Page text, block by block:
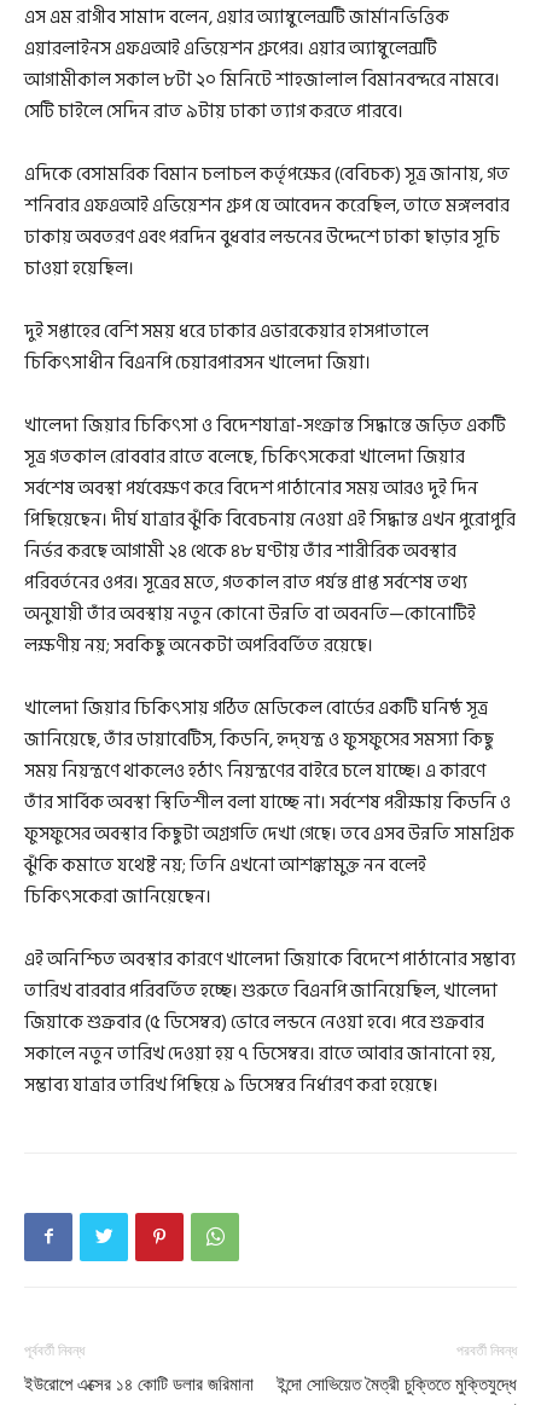
এস এম রাগীব সামাদ বলেন, এয়ার অ্যাম্বুলেন্সটি জার্মানভিত্তিক
এয়ারলাইনস এফএআই এভিয়েশন গ্রুপের। এয়ার অ্যাম্বুলেন্সটি
আগামীকাল সকাল ৮টা ২০ মিনিটে শাহজালাল বিমানবন্দরে নামবে।
সেটি চাইলে সেদিন রাত ৯টায় ঢাকা ত্যাগ করতে পারবে।
এদিকে বেসামরিক বিমান চলাচল কর্তৃপক্ষের (বেবিচক) সূত্র জানায়, গত
শনিবার এফএআই এভিয়েশন গ্রুপ যে আবেদন করেছিল, তাতে মঙ্গলবার
ঢাকায় অবতরণ এবং পরদিন বুধবার লন্ডনের উদ্দেশে ঢাকা ছাড়ার সূচি
চাওয়া হয়েছিল।
দুই সপ্তাহের বেশি সময় ধরে ঢাকার এভারকেয়ার হাসপাতালে
চিকিৎসাধীন বিএনপি চেয়ারপারসন খালেদা জিয়া।
খালেদা জিয়ার চিকিৎসা ও বিদেশযাত্রা-সংক্রান্ত সিদ্ধান্তে জড়িত একটি
সূত্র গতকাল রোববার রাতে বলেছে, চিকিৎসকেরা খালেদা জিয়ার
সর্বশেষ অবস্থা পর্যবেক্ষণ করে বিদেশ পাঠানোর সময় আরও দুই দিন
পিছিয়েছেন। দীর্ঘ যাত্রার ঝুঁকি বিবেচনায় নেওয়া এই সিদ্ধান্ত এখন পুরোপুরি
নির্ভর করছে আগামী ২৪ থেকে ৪৮ ঘণ্টায় তাঁর শারীরিক অবস্থার
পরিবর্তনের ওপর। সূত্রের মতে, গতকাল রাত পর্যন্ত প্রাপ্ত সর্বশেষ তথ্য
অনুযায়ী তাঁর অবস্থায় নতুন কোনো উন্নতি বা অবনতি—কোনোটিই
লক্ষণীয় নয়; সবকিছু অনেকটা অপরিবর্তিত রয়েছে।
খালেদা জিয়ার চিকিৎসায় গঠিত মেডিকেল বোর্ডের একটি ঘনিষ্ঠ সূত্র
জানিয়েছে, তাঁর ডায়াবেটিস, কিডনি, হৃদ্‌যন্ত্র ও ফুসফুসের সমস্যা কিছু
সময় নিয়ন্ত্রণে থাকলেও হঠাৎ নিয়ন্ত্রণের বাইরে চলে যাচ্ছে। এ কারণে
তাঁর সার্বিক অবস্থা স্থিতিশীল বলা যাচ্ছে না। সর্বশেষ পরীক্ষায় কিডনি ও
ফুসফুসের অবস্থার কিছুটা অগ্রগতি দেখা গেছে। তবে এসব উন্নতি সামগ্রিক
ঝুঁকি কমাতে যথেষ্ট নয়; তিনি এখনো আশঙ্কামুক্ত নন বলেই
চিকিৎসকেরা জানিয়েছেন।
এই অনিশ্চিত অবস্থার কারণে খালেদা জিয়াকে বিদেশে পাঠানোর সম্ভাব্য
তারিখ বারবার পরিবর্তিত হচ্ছে। শুরুতে বিএনপি জানিয়েছিল, খালেদা
জিয়াকে শুক্রবার (৫ ডিসেম্বর) ভোরে লন্ডনে নেওয়া হবে। পরে শুক্রবার
সকালে নতুন তারিখ দেওয়া হয় ৭ ডিসেম্বর। রাতে আবার জানানো হয়,
সম্ভাব্য যাত্রার তারিখ পিছিয়ে ৯ ডিসেম্বর নির্ধারণ করা হয়েছে।
পূর্ববর্তী নিবন্ধ
ইউরোপে এক্সের ১৪ কোটি ডলার জরিমানা
পরবর্তী নিবন্ধ
ইন্দো সোভিয়েত মৈত্রী চুক্তিতে মুক্তিযুদ্ধে